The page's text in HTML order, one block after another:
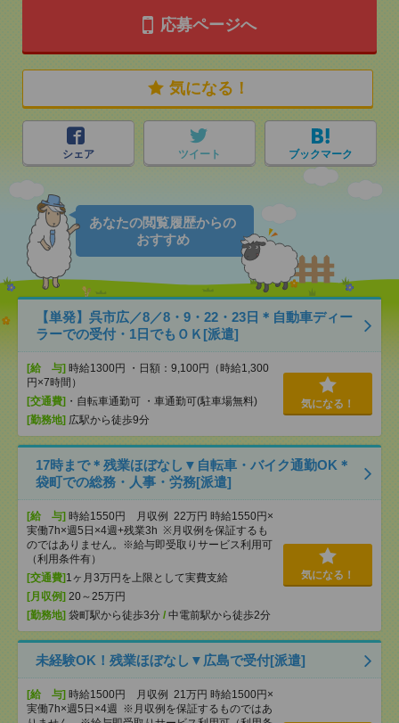
応募ページへ
気になる！
シェア ツイート ブックマーク
あなたの閲覧履歴からの
おすすめ
【単発】呉市広／8／8・9・22・23日＊自動車ディー
ラーでの受付・1日でもＯＫ[派遣]
[給 与] 時給1300円 ・日額：9,100円（時給1,300
円×7時間）
[交通費] ・自転車通勤可 ・車通勤可(駐車場無料)
[勤務地] 広駅から徒歩9分
気になる！
17時まで＊残業ほぼなし▼自転車・バイク通勤OK＊
袋町での総務・人事・労務[派遣]
[給 与] 時給1550円 月収例 22万円 時給1550円×
実働7h×週5日×4週+残業3h ※月収例を保証するも
のではありません。※給与即受取りサービス利用可
（利用条件有）
[交通費] 1ヶ月3万円を上限として実費支給
[月収例] 20～25万円
[勤務地] 袋町駅から徒歩3分 / 中電前駅から徒歩2分
気になる！
未経験OK！残業ほぼなし▼広島で受付[派遣]
[給 与] 時給1500円 月収例 21万円 時給1500円×
実働7h×週5日×4週 ※月収例を保証するものではあ